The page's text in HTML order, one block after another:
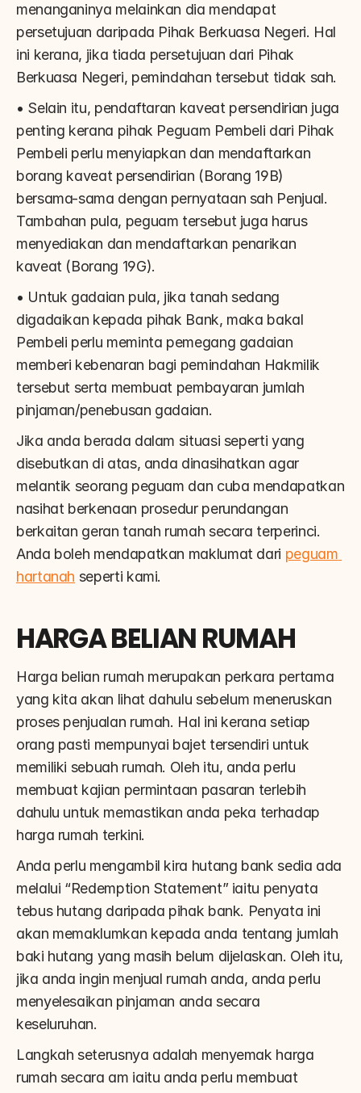
menanganinya melainkan dia mendapat
persetujuan daripada Pihak Berkuasa Negeri. Hal
ini kerana, jika tiada persetujuan dari Pihak
Berkuasa Negeri, pemindahan tersebut tidak sah.
• Selain itu, pendaftaran kaveat persendirian juga
penting kerana pihak Peguam Pembeli dari Pihak
Pembeli perlu menyiapkan dan mendaftarkan
borang kaveat persendirian (Borang 19B)
bersama-sama dengan pernyataan sah Penjual.
Tambahan pula, peguam tersebut juga harus
menyediakan dan mendaftarkan penarikan
kaveat (Borang 19G).
• Untuk gadaian pula, jika tanah sedang
digadaikan kepada pihak Bank, maka bakal
Pembeli perlu meminta pemegang gadaian
memberi kebenaran bagi pemindahan Hakmilik
tersebut serta membuat pembayaran jumlah
pinjaman/penebusan gadaian.
Jika anda berada dalam situasi seperti yang
disebutkan di atas, anda dinasihatkan agar
melantik seorang peguam dan cuba mendapatkan
nasihat berkenaan prosedur perundangan
berkaitan geran tanah rumah secara terperinci.
Anda boleh mendapatkan maklumat dari peguam
hartanah seperti kami.
HARGA BELIAN RUMAH
Harga belian rumah merupakan perkara pertama
yang kita akan lihat dahulu sebelum meneruskan
proses penjualan rumah. Hal ini kerana setiap
orang pasti mempunyai bajet tersendiri untuk
memiliki sebuah rumah. Oleh itu, anda perlu
membuat kajian permintaan pasaran terlebih
dahulu untuk memastikan anda peka terhadap
harga rumah terkini.
Anda perlu mengambil kira hutang bank sedia ada
melalui “Redemption Statement” iaitu penyata
tebus hutang daripada pihak bank. Penyata ini
akan memaklumkan kepada anda tentang jumlah
baki hutang yang masih belum dijelaskan. Oleh itu,
jika anda ingin menjual rumah anda, anda perlu
menyelesaikan pinjaman anda secara
keseluruhan.
Langkah seterusnya adalah menyemak harga
rumah secara am iaitu anda perlu membuat